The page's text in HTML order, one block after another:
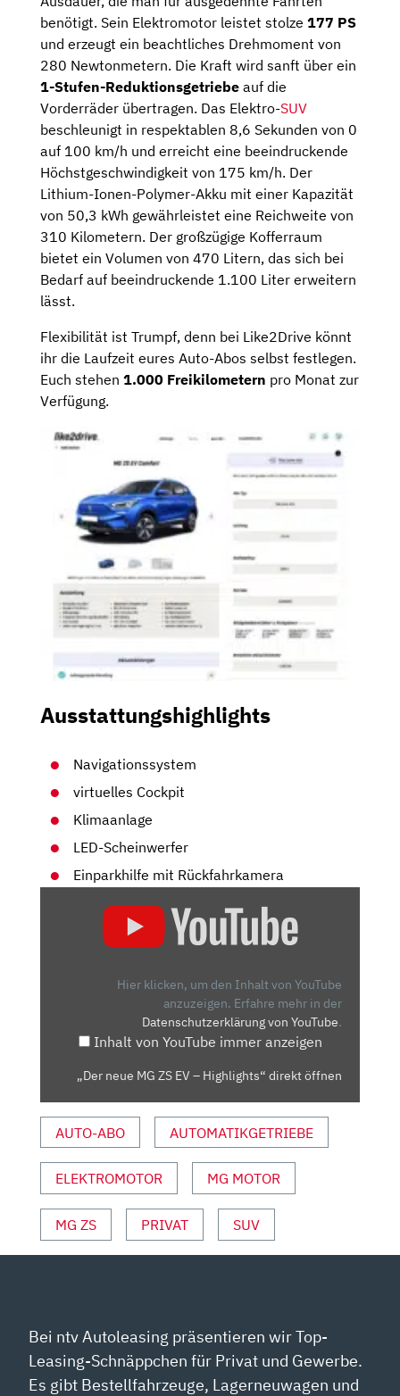
benötigt. Sein Elektromotor leistet stolze 177 PS
und erzeugt ein beachtliches Drehmoment von
280 Newtonmetern. Die Kraft wird sanft über ein
1-Stufen-Reduktionsgetriebe auf die
Vorderräder übertragen. Das Elektro-SUV
beschleunigt in respektablen 8,6 Sekunden von 0
auf 100 km/h und erreicht eine beeindruckende
Höchstgeschwindigkeit von 175 km/h. Der
Lithium-Ionen-Polymer-Akku mit einer Kapazität
von 50,3 kWh gewährleistet eine Reichweite von
310 Kilometern. Der großzügige Kofferraum
bietet ein Volumen von 470 Litern, das sich bei
Bedarf auf beeindruckende 1.100 Liter erweitern
lässt.
Flexibilität ist Trumpf, denn bei Like2Drive könnt
ihr die Laufzeit eures Auto-Abos selbst festlegen.
Euch stehen 1.000 Freikilometern pro Monat zur
Verfügung.
Ausstattungshighlights
Navigationssystem
virtuelles Cockpit
Klimaanlage
LED-Scheinwerfer
Einparkhilfe mit Rückfahrkamera
YOUTUBE
Hier klicken, um den Inhalt von YouTube
anzuzeigen. Erfahre mehr in der
Datenschutzerklärung von YouTube.
Inhalt von YouTube immer anzeigen
„Der neue MG ZS EV – Highlights“ direkt öffnen
AUTO-ABO AUTOMATIKGETRIEBE
ELEKTROMOTOR MG MOTOR
MG ZS PRIVAT SUV
Bei ntv Autoleasing präsentieren wir Top-
Leasing-Schnäppchen für Privat und Gewerbe.
Es gibt Bestellfahrzeuge, Lagerneuwagen und